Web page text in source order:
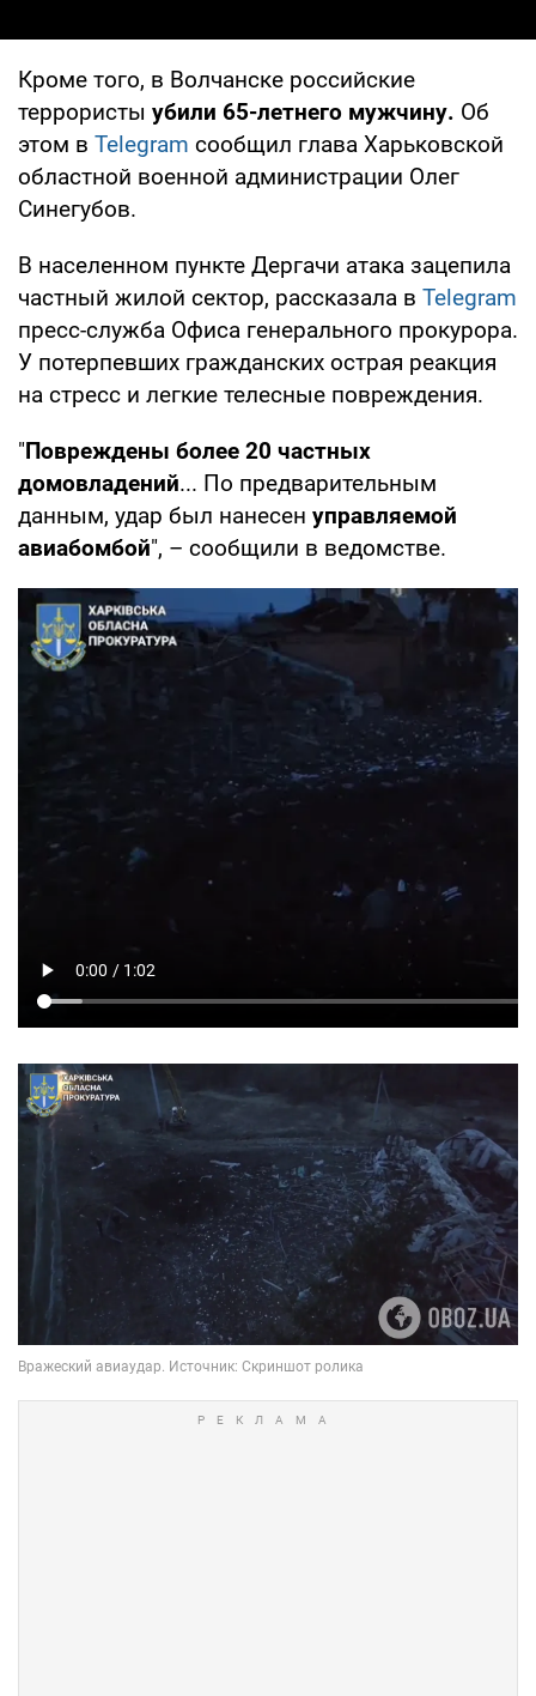
Кроме того, в Волчанске российские
террористы убили 65-летнего мужчину. Об
этом в Telegram сообщил глава Харьковской
областной военной администрации Олег
Синегубов.
В населенном пункте Дергачи атака зацепила
частный жилой сектор, рассказала в Telegram
пресс-служба Офиса генерального прокурора.
У потерпевших гражданских острая реакция
на стресс и легкие телесные повреждения.
"Повреждены более 20 частных
домовладений... По предварительным
данным, удар был нанесен управляемой
авиабомбой", – сообщили в ведомстве.